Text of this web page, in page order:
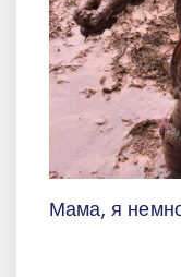
Мама, я